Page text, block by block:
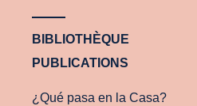
BIBLIOTHÈQUE
PUBLICATIONS
¿Qué pasa en la Casa?